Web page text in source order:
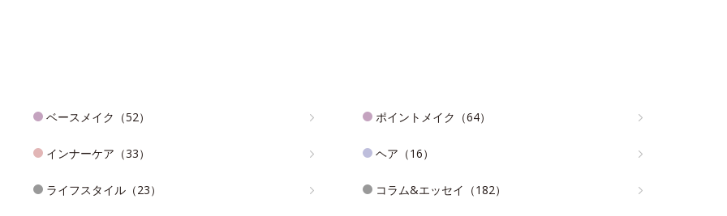
ベースメイク（52） ポイントメイク（64）
インナーケア（33） ヘア（16）
ライフスタイル（23） コラム&エッセイ（182）